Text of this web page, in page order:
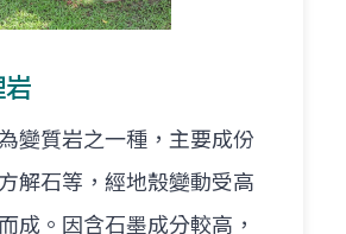
變質岩之一種，主要成份
解石等，經地殼變動受高
成。因含石墨成分較高，